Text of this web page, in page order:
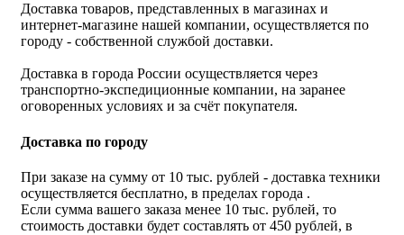
Доставка товаров, представленных в магазинах и
интернет-магазине нашей компании, осуществляется по
городу - собственной службой доставки.
Доставка в города России осуществляется через
транспортно-экспедиционные компании, на заранее
оговоренных условиях и за счёт покупателя.
Доставка по городу
При заказе на сумму от 10 тыс. рублей - доставка техники
осуществляется бесплатно, в пределах города .
Если сумма вашего заказа менее 10 тыс. рублей, то
стоимость доставки будет составлять от 450 рублей, в